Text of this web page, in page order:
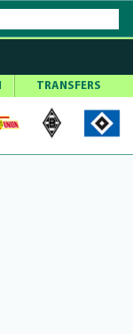
TRANSFERS